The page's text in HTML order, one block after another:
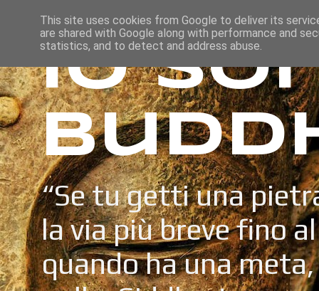
Io
“Se tu getti una
la via più breve fino
quando ha una
This site uses cookies from Google to deliver its
are shared with Google along with performance and
statistics, and to detect and address abuse.